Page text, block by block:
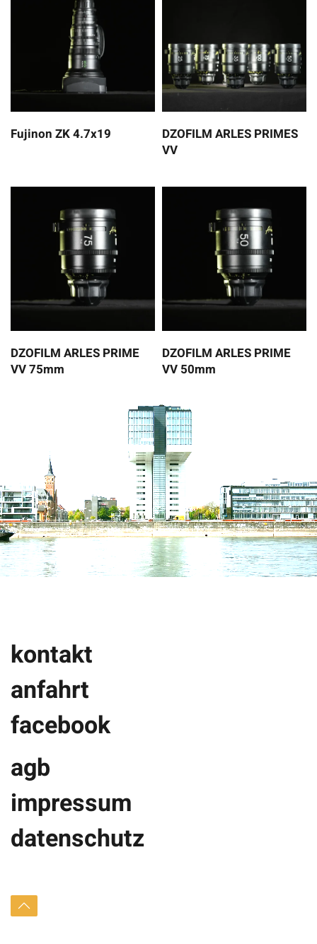
Fujinon ZK 4.7x19
DZOFILM ARLES PRIMES
VV
DZOFILM ARLES PRIME
VV 75mm
DZOFILM ARLES PRIME
VV 50mm
kontakt
anfahrt
facebook
agb
impressum
datenschutz